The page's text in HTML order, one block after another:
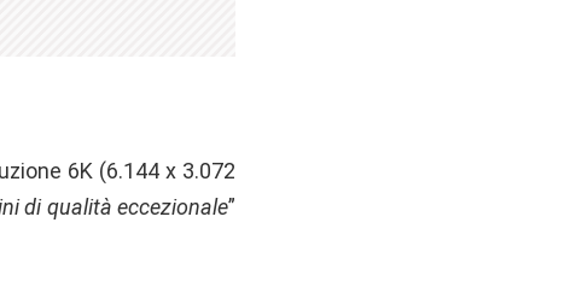
6K (6.144 x 3.072
di qualità eccezionale”